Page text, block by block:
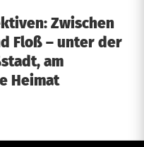
Zwischen
Floß – unter der
am
Heimat